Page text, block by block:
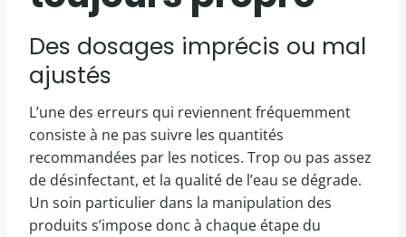
Des dosages imprécis ou mal
ajustés
L’une des erreurs qui reviennent fréquemment
consiste à ne pas suivre les quantités
recommandées par les notices. Trop ou pas assez
de désinfectant, et la qualité de l’eau se dégrade.
Un soin particulier dans la manipulation des
produits s’impose donc à chaque étape du